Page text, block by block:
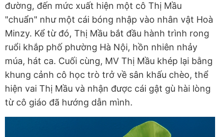
đường, đến mức xuất hiện một cô Thị Mầu
"chuẩn" như một cái bóng nhập vào nhân vật Hoà
Minzy. Kể từ đó, Thị Mầu bắt đầu hành trình rong
ruổi khắp phố phường Hà Nội, hồn nhiên nhảy
múa, hát ca. Cuối cùng, MV Thị Mầu khép lại bằng
khung cảnh cô học trò trở về sân khấu chèo, thể
hiện vai Thị Mầu và nhận được cái gật gù hài lòng
từ cô giáo đã hướng dẫn mình.